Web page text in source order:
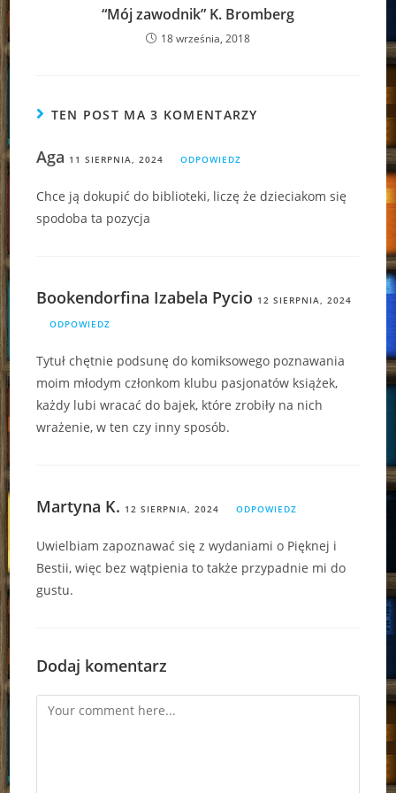
“Mój zawodnik” K. Bromberg
18 września, 2018
TEN POST MA 3 KOMENTARZY
Aga 11 SIERPNIA, 2024 ODPOWIEDZ
Chce ją dokupić do biblioteki, liczę że dzieciakom się
spodoba ta pozycja
Bookendorfina Izabela Pycio 12 SIERPNIA, 2024
ODPOWIEDZ
Tytuł chętnie podsunę do komiksowego poznawania
moim młodym członkom klubu pasjonatów książek,
każdy lubi wracać do bajek, które zrobiły na nich
wrażenie, w ten czy inny sposób.
Martyna K. 12 SIERPNIA, 2024 ODPOWIEDZ
Uwielbiam zapoznawać się z wydaniami o Pięknej i
Bestii, więc bez wątpienia to także przypadnie mi do
gustu.
Dodaj komentarz
Comment